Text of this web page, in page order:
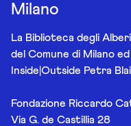
Milano
La Biblioteca degli
del Comune di Milano
Inside|Outside Petra
Fondazione Riccardo
Via G. de Castillia 28